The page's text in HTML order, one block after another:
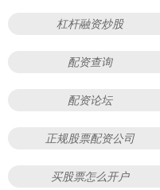
杠杆融资炒股
配资查询
配资论坛
正规股票配资公司
买股票怎么开户